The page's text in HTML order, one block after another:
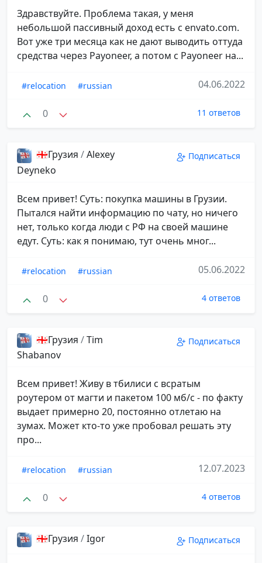
Здравствуйте. Проблема такая, у меня
небольшой пассивный доход есть с envato.com.
Вот уже три месяца как не дают выводить оттуда
средства через Payoneer, а потом с Payoneer на...
#relocation #russian 04.06.2022
0 11 ответов
🇬🇪Грузия /Alexey
Deyneko
Подписаться
Всем привет! Суть: покупка машины в Грузии.
Пытался найти информацию по чату, но ничего
нет, только когда люди с РФ на своей машине
едут. Суть: как я понимаю, тут очень мног...
#relocation #russian 05.06.2022
0 4 ответов
🇬🇪Грузия /Tim
Shabanov
Подписаться
Всем привет! Живу в тбилиси с всратым
роутером от магти и пакетом 100 мб/с - по факту
выдает примерно 20, постоянно отлетаю на
зумах. Может кто-то уже пробовал решать эту
про...
#relocation #russian 12.07.2023
0 4 ответов
🇬🇪Грузия /Igor Подписаться